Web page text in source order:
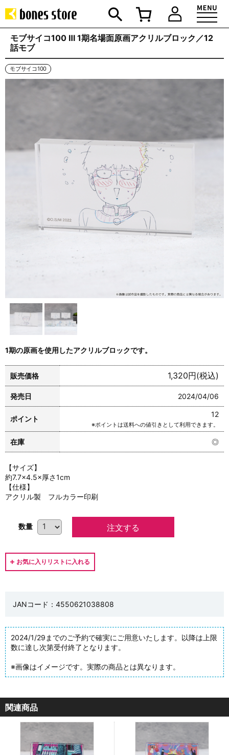
モブサイコ100 Ⅲ 1期名場面原画アクリルブロック／12
話モブ
モブサイコ100
1期の原画を使用したアクリルブロックです。
販売価格 1,320円(税込)
発売日 2024/04/06
ポイント
12
※ポイントは送料への値引きとして利用できます。
在庫 ◎
【サイズ】
約7.7×4.5×厚さ1cm
【仕様】
アクリル製 フルカラー印刷
数量
JANコード：4550621038808
2024/1/29までのご予約で確実にご用意いたします。以降は上限
数に達し次第受付終了となります。
※画像はイメージです。実際の商品とは異なります。
関連商品